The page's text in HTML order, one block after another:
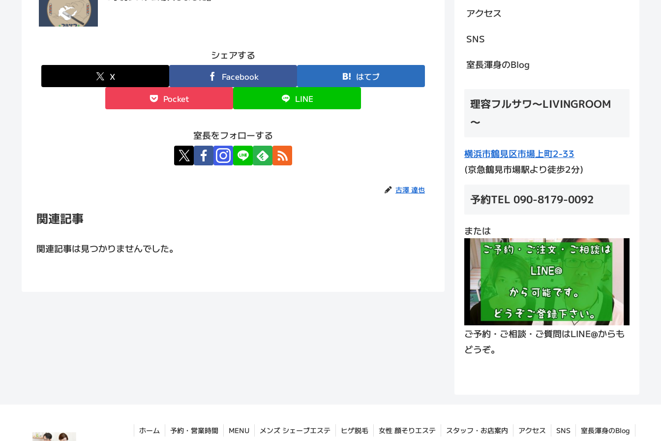
シェアする
X Facebook
はてブ
Pocket
LINE
室長をフォローする
古澤 達也
関連記事
関連記事は見つかりませんでした。
アクセス
SNS
室長渾身のBlog
理容フルサワ～LIVINGROOM
～
横浜市鶴見区市場上町2-33
(京急鶴見市場駅より徒歩2分)
予約TEL 090-8179-0092
または
ご予約・ご相談・ご質問はLINE@からも
どうぞ。
ホーム 予約・営業時間 MENU メンズ シェーブエステ ヒゲ脱毛 女性 顔そりエステ スタッフ・お店案内 アクセス SNS 室長渾身のBlog